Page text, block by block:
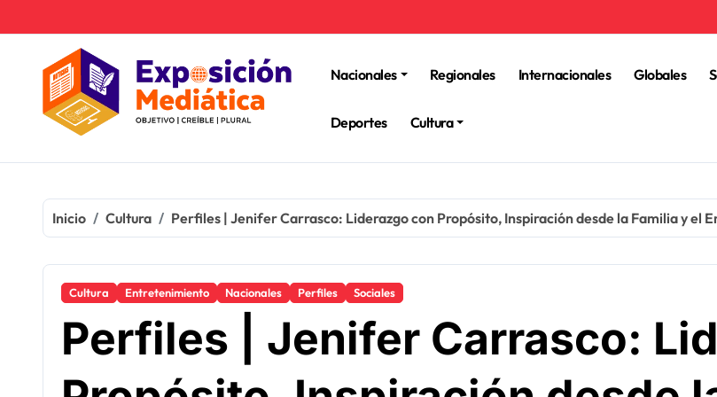
Nacionales
Regionales Internacionales Globales
Deportes Cultura
Inicio Cultura Perfiles | Jenifer Carrasco: Liderazgo con Propósito, Inspiración desde la Familia y el
Cultura Entretenimiento Nacionales Perfiles Sociales
Perfiles | Jenifer Carrasco: